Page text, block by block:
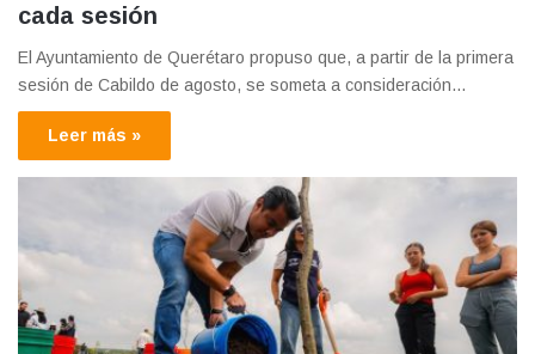
cada sesión
El Ayuntamiento de Querétaro propuso que, a partir de la primera
sesión de Cabildo de agosto, se someta a consideración…
Leer más »